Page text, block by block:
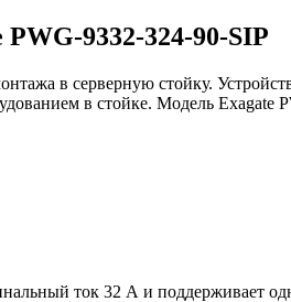
9332-324-90-SIP
в серверную стойку.
в стойке. Модель Exagate
ток 32 А и поддерживает